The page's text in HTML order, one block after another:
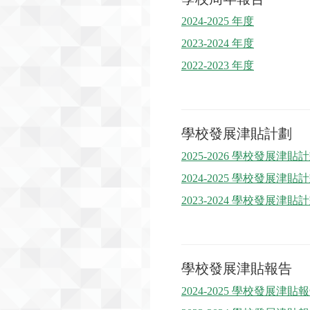
2024-2025 年度
2023-2024 年度
2022-2023 年度
學校發展津貼計劃
2025-2026 學校發展津貼計
2024-2025 學校發展津貼計
2023-2024 學校發展津貼計
學校發展津貼報告
2024-2025 學校發展津貼